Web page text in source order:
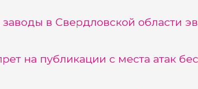
в Свердловской области
на публикации с места атак